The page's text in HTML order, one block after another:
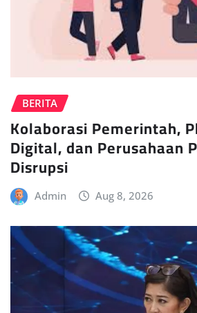
BERITA
Kolaborasi Pemerintah,
Digital, dan Perusahaan
Disrupsi
Admin Aug 8, 2026